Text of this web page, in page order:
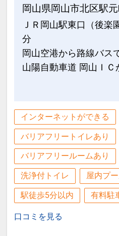
岡山県岡山市北区駅
ＪＲ岡山駅東口（後楽
分
岡山空港から路線バス
山陽自動車道 岡山ＩＣ
インターネットができる
バリアフリートイレあり
バリアフリールームあり
洗浄付トイレ 屋内プ
駅徒歩5分以内 有料駐
口コミを見る